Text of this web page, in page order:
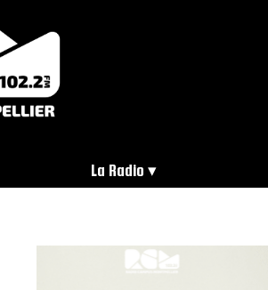
La Radio